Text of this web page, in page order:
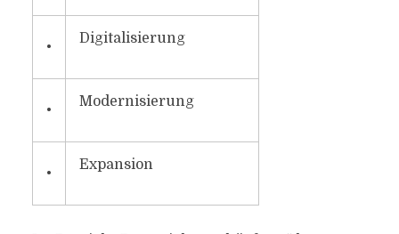
•
Digitalisierung
•
Modernisierung
•
Expansion